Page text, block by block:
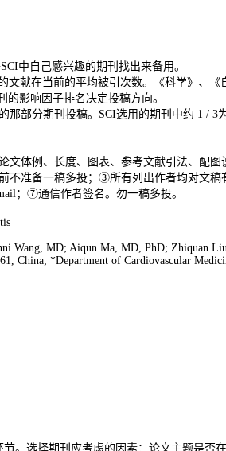
中自己感兴趣的期刊找出来备用。
文献在当前的平均被引次数。《科学》、《
影响因子排名决定投稿方向。
部分期刊投稿。SCI选用的期刊中约 1 / 3
文体例、长度、图表、参考文献引法、配图
不准备一稿多投；③所有列出作者均对文
；⑦通信作者签名。勿一稿多投。
Wang, MD; Aiqun Ma, MD, PhD; Zhiquan
China; *Department of Cardiovascular
。选择期刊应考虑的因素：论文主题是否在